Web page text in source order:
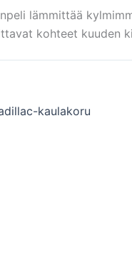
lämmittää
kohteet kuuden
kaulakoru